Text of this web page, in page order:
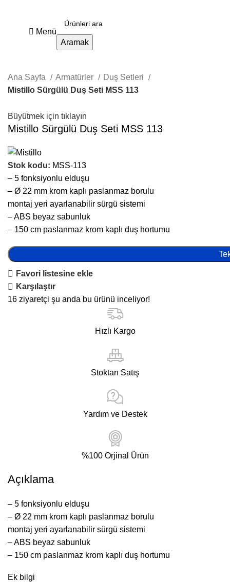
Menü
Aramak
Ana Sayfa Armatürler
Duş Setleri
Mistillo Sürgülü Duş Seti MSS 113
Büyütmek için tıklayın
Mistillo Sürgülü Duş Seti MSS 113
Stok kodu: MSS-113
– 5 fonksiyonlu elduşu
– Ø 22 mm krom kaplı paslanmaz borulu
montaj yeri ayarlanabilir sürgü sistemi
– ABS beyaz sabunluk
– 150 cm paslanmaz krom kaplı duş hortumu
Favori listesine ekle
Karşılaştır
16 ziyaretçi şu anda bu ürünü inceliyor!
Hızlı Kargo
Stoktan Satış
Yardım ve Destek
%100 Orjinal Ürün
Açıklama
– 5 fonksiyonlu elduşu
– Ø 22 mm krom kaplı paslanmaz borulu
montaj yeri ayarlanabilir sürgü sistemi
– ABS beyaz sabunluk
– 150 cm paslanmaz krom kaplı duş hortumu
Ek bilgi